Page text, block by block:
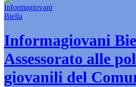
Informagiovani
Assessorato alle
giovanili del